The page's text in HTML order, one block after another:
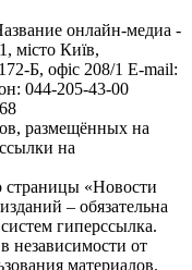
онлайн-медиа -
місто Київ,
Б, офіс 208/1 E-mail:
044-205-43-00
размещённых на
на
страницы «Новости
– обязательна
гиперссылка.
независимости от
материалов.